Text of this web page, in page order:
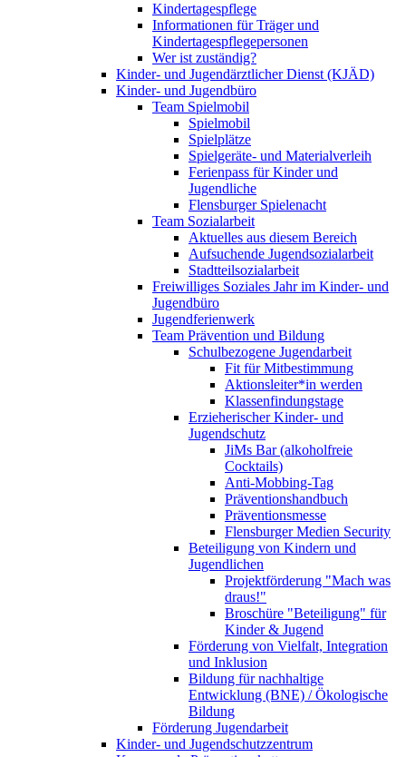
Kindertagespflege
Informationen für Träger und
Kindertagespflegepersonen
Wer ist zuständig?
Kinder- und Jugendärztlicher Dienst (KJÄD)
Kinder- und Jugendbüro
Team Spielmobil
Spielmobil
Spielplätze
Spielgeräte- und Materialverleih
Ferienpass für Kinder und
Jugendliche
Flensburger Spielenacht
Team Sozialarbeit
Aktuelles aus diesem Bereich
Aufsuchende Jugendsozialarbeit
Stadtteilsozialarbeit
Freiwilliges Soziales Jahr im Kinder- und
Jugendbüro
Jugendferienwerk
Team Prävention und Bildung
Schulbezogene Jugendarbeit
Fit für Mitbestimmung
Aktionsleiter*in werden
Klassenfindungstage
Erzieherischer Kinder- und
Jugendschutz
JiMs Bar (alkoholfreie
Cocktails)
Anti-Mobbing-Tag
Präventionshandbuch
Präventionsmesse
Flensburger Medien Security
Beteiligung von Kindern und
Jugendlichen
Projektförderung "Mach was
draus!"
Broschüre "Beteiligung" für
Kinder & Jugend
Förderung von Vielfalt, Integration
und Inklusion
Bildung für nachhaltige
Entwicklung (BNE) / Ökologische
Bildung
Förderung Jugendarbeit
Kinder- und Jugendschutzzentrum